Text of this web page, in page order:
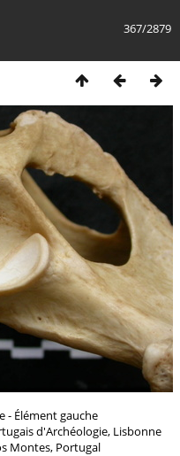
367/2879
- Élément gauche
d'Archéologie, Lisbonne
Montes, Portugal